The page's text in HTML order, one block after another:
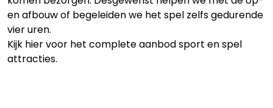
en afbouw of begeleiden we het spel zelfs gedurende
vier uren.
Kijk hier voor het complete aanbodsport en spel
attracties.